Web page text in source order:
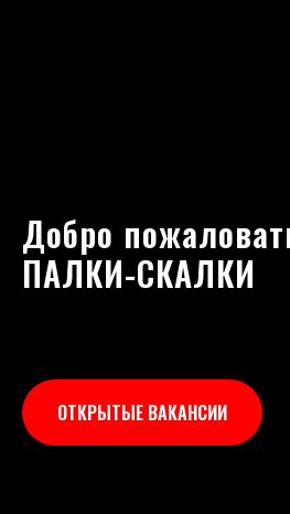
Добро
ПАЛКИ-СКАЛКИ
ОТКРЫТЫЕ ВАКАНСИИ